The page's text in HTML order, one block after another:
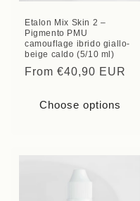
Etalon Mix Skin 2 –
Pigmento PMU
camouflage ibrido giallo-
beige caldo (5/10 ml)
Regular
From €40,90 EUR
Choose options